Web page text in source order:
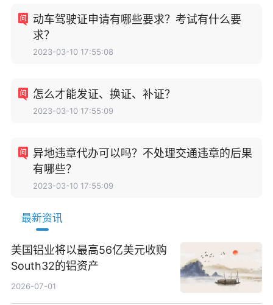
动车驾驶证申请有哪些要求？考试有什么要
求？
2023-03-10 17:55:08
怎么才能发证、换证、补证？
2023-03-10 17:55:09
异地违章代办可以吗？不处理交通违章的后果
有哪些？
2023-03-10 17:55:09
最新资讯
美国铝业将以最高56亿美元收购
South32的铝资产
2026-07-01